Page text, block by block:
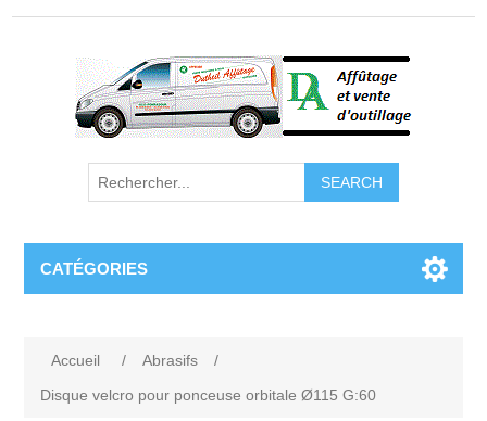
CATÉGORIES
Accueil / Abrasifs
/
Disque velcro pour ponceuse orbitale Ø115 G:60